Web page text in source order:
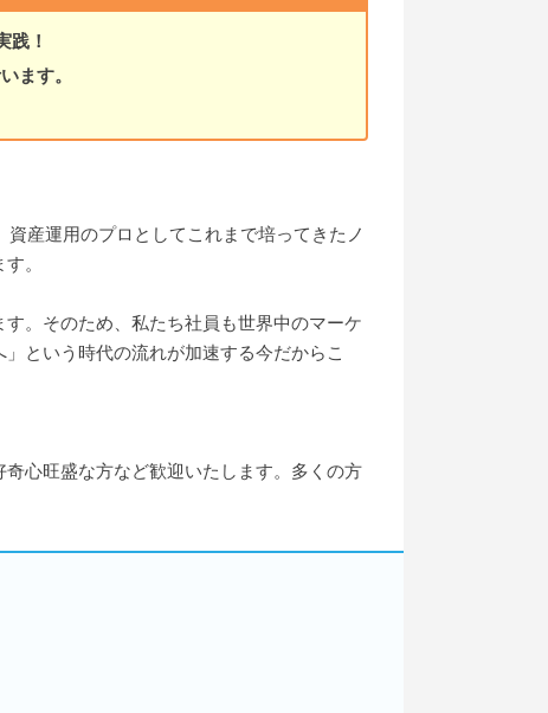
践！
ます。
産運用のプロとしてこれまで培ってきたノ
。
。そのため、私たち社員も世界中のマーケ
という時代の流れが加速する今だからこ
心旺盛な方など歓迎いたします。多くの方